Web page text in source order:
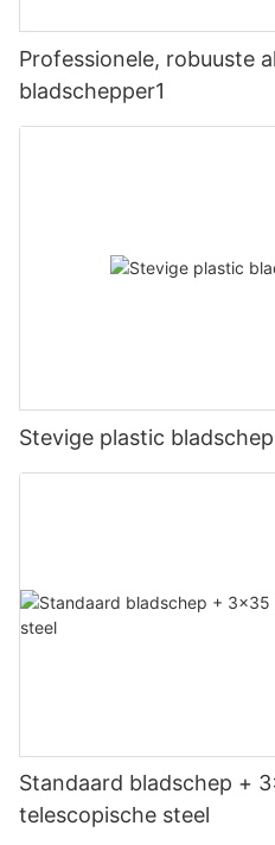
Professionele, robuuste
bladschepper1
Stevige plastic
Standaard bladschep +
telescopische steel